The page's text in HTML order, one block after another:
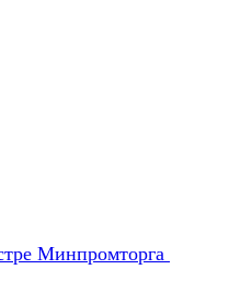
Минпромторга